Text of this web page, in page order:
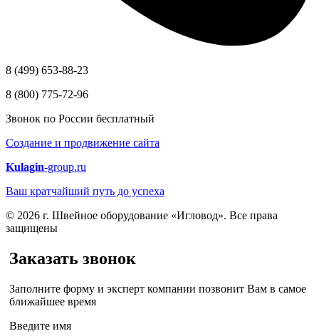
8 (499) 653-88-23
8 (800) 775-72-96
Звонок по России бесплатный
Создание и продвижение сайта
Kulagin-group.ru
Ваш кратчайший путь до успеха
© 2026 г. Швейное оборудование «Игловод». Все права
защищены
Заказать звонок
Заполните форму и эксперт компании позвонит Вам в самое
ближайшее время
Введите имя